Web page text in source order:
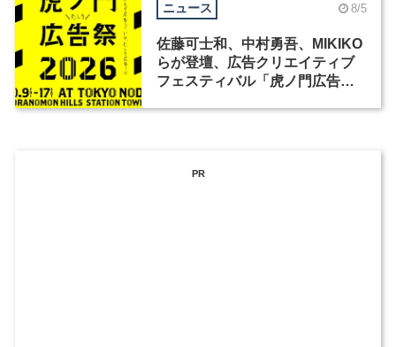
ニュース 8/5
佐藤可士和、中村勇吾、MIKIKO
らが登壇、広告クリエイティブ
フェスティバル「虎ノ門広告
PR